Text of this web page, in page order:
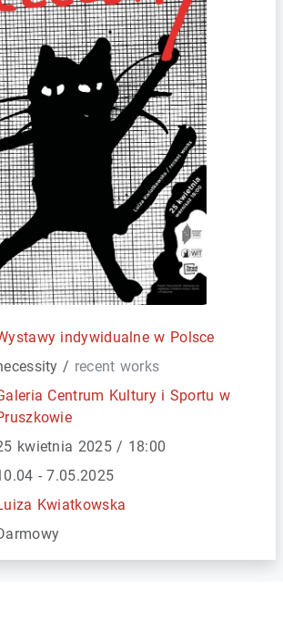
indywidualne w Polsce
/ recent works
Centrum Kultury i Sportu w
kwietnia 2025 / 18:00
- 7.05.2025
Kwiatkowska